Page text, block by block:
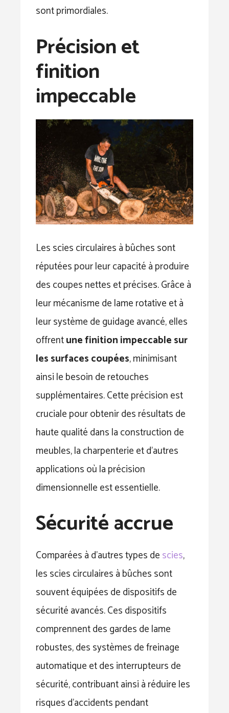
sont primordiales.
Précision et
finition
impeccable
Les scies circulaires à bûches sont
réputées pour leur capacité à produire
des coupes nettes et précises. Grâce à
leur mécanisme de lame rotative et à
leur système de guidage avancé, elles
offrentune finition impeccable sur
les surfaces coupées, minimisant
ainsi le besoin de retouches
supplémentaires. Cette précision est
cruciale pour obtenir des résultats de
haute qualité dans la construction de
meubles, la charpenterie et d’autres
applications où la précision
dimensionnelle est essentielle.
Sécurité accrue
Comparées à d’autres types descies,
les scies circulaires à bûches sont
souvent équipées de dispositifs de
sécurité avancés. Ces dispositifs
comprennent des gardes de lame
robustes, des systèmes de freinage
automatique et des interrupteurs de
sécurité, contribuant ainsi à réduire les
risques d’accidents pendant